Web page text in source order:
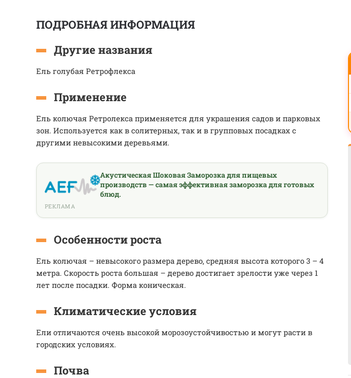
ПОДРОБНАЯ ИНФОРМАЦИЯ
Другие названия
Ель голубая Ретрофлекса
Применение
Ель колючая Ретролекса применяется для украшения садов и парковых
зон. Используется как в солитерных, так и в групповых посадках с
другими невысокими деревьями.
Акустическая Шоковая Заморозка для пищевых
производств — самая эффективная заморозка для готовых
блюд.
РЕКЛАМА
Особенности роста
Ель колючая – невысокого размера дерево, средняя высота которого 3 – 4
метра. Скорость роста большая – дерево достигает зрелости уже через 1
лет после посадки. Форма коническая.
Климатические условия
Ели отличаются очень высокой морозоустойчивостью и могут расти в
городских условиях.
Почва